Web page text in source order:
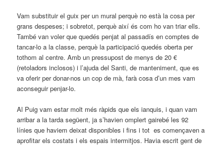
Vam substituir el guix per un mural perquè no està la cosa per
grans despeses; i sobretot, perquè així és com ho van triar ells.
També van voler que quedés penjat al passadís en comptes de
tancar-lo a la classe, perquè la participació quedés oberta per
tothom al centre. Amb un pressupost de menys de 20 €
(retoladors inclosos) i l’ajuda del Santi, de manteniment, que es
va oferir per donar-nos un cop de mà, farà cosa d’un mes vam
aconseguir penjar-lo.
Al Puig vam estar molt més ràpids que els ianquis, i quan vam
arribar a la tarda següent, ja s’havien omplert gairebé les 92
línies que haviem deixat disponibles i fins i tot es començaven a
aprofitar els costats i els espais intermitjos. Havia escrit gent de